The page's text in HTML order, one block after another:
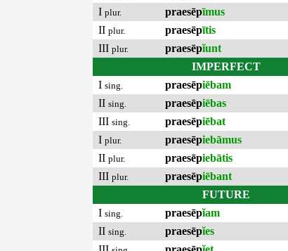
I plur. praesēpīmus
II plur. praesēpītis
III plur. praesēpĭunt
IMPERFECT
I sing. praesēpiēbam
II sing. praesēpiēbas
III sing. praesēpiēbat
I plur. praesēpiebāmus
II plur. praesēpiebātis
III plur. praesēpiēbant
FUTURE
I sing. praesēpĭam
II sing. praesēpĭes